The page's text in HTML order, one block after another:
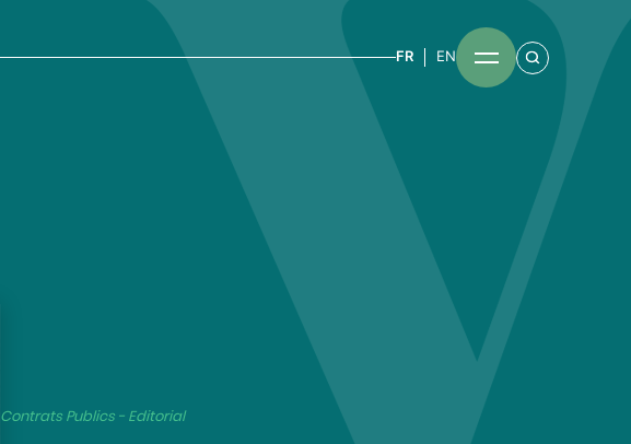
FR EN
Contrats Publics - Editorial